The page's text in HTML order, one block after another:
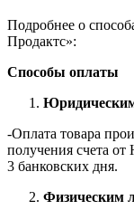
Подробнее о
Продактс»:
Способы оплаты
-Оплата товара
получения счета
3 банковских дня.
Физическим